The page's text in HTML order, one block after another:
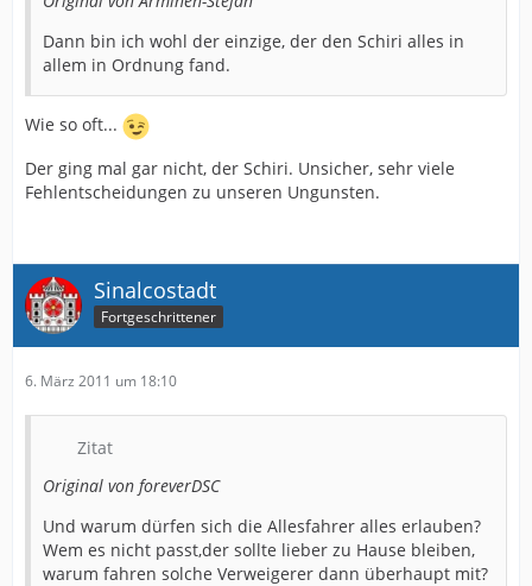
Dann bin ich wohl der einzige, der den Schiri alles in
allem in Ordnung fand.
Wie so oft...
Der ging mal gar nicht, der Schiri. Unsicher, sehr viele
Fehlentscheidungen zu unseren Ungunsten.
Sinalcostadt
Fortgeschrittener
6. März 2011 um 18:10
Zitat
Original von foreverDSC
Und warum dürfen sich die Allesfahrer alles erlauben?
Wem es nicht passt,der sollte lieber zu Hause bleiben,
warum fahren solche Verweigerer dann überhaupt mit?